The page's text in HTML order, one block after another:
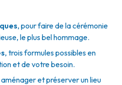
, pour faire de la cérémonie
le plus bel hommage.
, trois formules possibles en
et de votre besoin.
aménager et préserver un lieu